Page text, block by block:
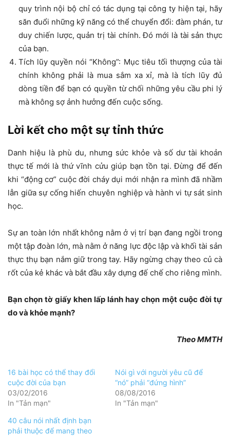
quy trình nội bộ chỉ có tác dụng tại công ty hiện tại, hãy
săn đuổi những kỹ năng có thể chuyển đổi: đàm phán, tư
duy chiến lược, quản trị tài chính. Đó mới là tài sản thực
của bạn.
Tích lũy quyền nói “Không”: Mục tiêu tối thượng của tài
chính không phải là mua sắm xa xỉ, mà là tích lũy đủ
dòng tiền để bạn có quyền từ chối những yêu cầu phi lý
mà không sợ ảnh hưởng đến cuộc sống.
Lời kết cho một sự tỉnh thức
Danh hiệu là phù du, nhưng sức khỏe và số dư tài khoản
thực tế mới là thứ vĩnh cửu giúp bạn tồn tại. Đừng để đến
khi “động cơ” cuộc đời cháy dụi mới nhận ra mình đã nhầm
lẫn giữa sự cống hiến chuyên nghiệp và hành vi tự sát sinh
học.
Sự an toàn lớn nhất không nằm ở vị trí bạn đang ngồi trong
một tập đoàn lớn, mà nằm ở năng lực độc lập và khối tài sản
thực thụ bạn nắm giữ trong tay. Hãy ngừng chạy theo củ cà
rốt của kẻ khác và bắt đầu xây dựng đế chế cho riêng mình.
Bạn chọn tờ giấy khen lấp lánh hay chọn một cuộc đời tự
do và khỏe mạnh?
Theo MMTH
16 bài học có thể thay đổi
cuộc đời của bạn
03/02/2016
In "Tản mạn"
Nói gì với người yêu cũ để
“nó” phải “đứng hình”
08/08/2016
In "Tản mạn"
40 câu nói nhất định bạn
phải thuộc để mang theo